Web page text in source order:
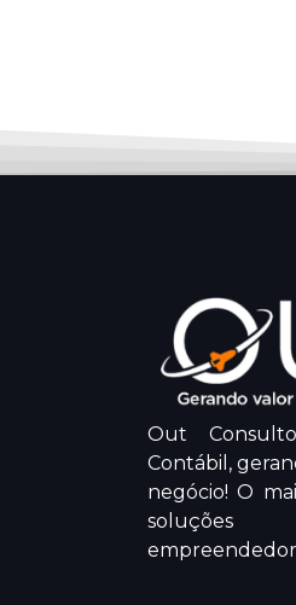
Out
Contábil,
negócio! O